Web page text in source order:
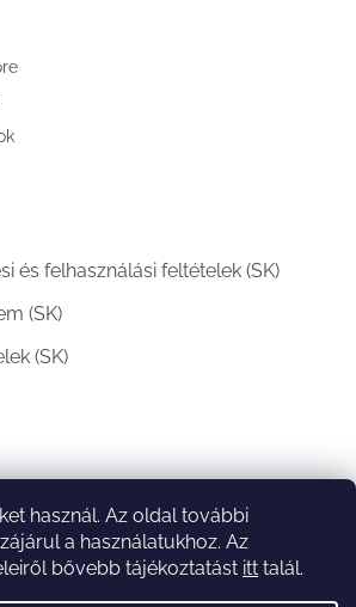
használ. Az oldal további
a használatukhoz. Az
bővebb tájékoztatást itt talál.
és felhasználási feltételek (SK)
(SK)
(SK)